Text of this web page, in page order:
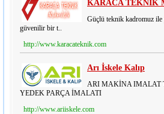
KARACA TEKNİK
Güçlü teknik kadromuz
güvenilir bir t..
http://www.karacateknik.com
Arı İskele Kalıp
ARI MAKİNA IMALAT
YEDEK PARÇA İMALATI
http://www.ariiskele.com